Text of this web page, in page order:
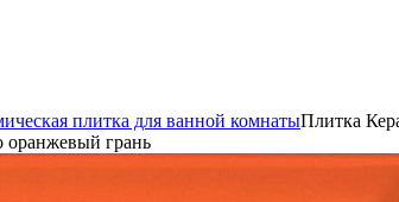
плитка для ванной комнатыПлитка
грань